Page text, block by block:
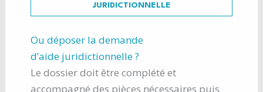
JURIDICTIONNELLE
Ou déposer la demande
d’aide juridictionnelle ?
Le dossier doit être complété et
accompagné des pièces nécessaires puis